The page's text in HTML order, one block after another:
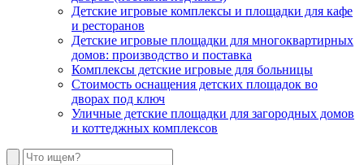
Детские игровые комплексы и площадки для кафе
и ресторанов
Детские игровые площадки для многоквартирных
домов: производство и поставка
Комплексы детские игровые для больницы
Стоимость оснащения детских площадок во
дворах под ключ
Уличные детские площадки для загородных домов
и коттеджных комплексов